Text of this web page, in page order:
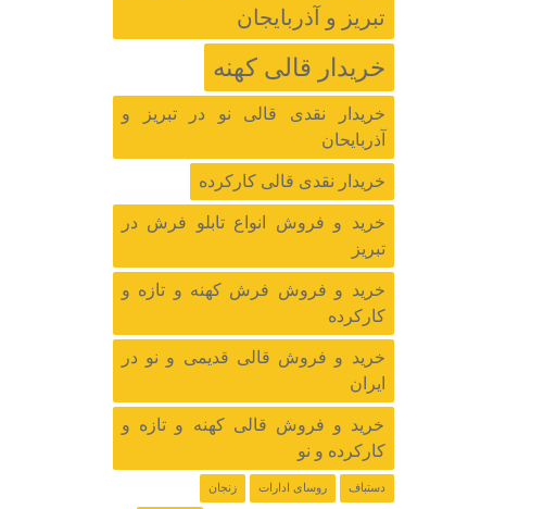
تبریز و آذربایجان
خریدار قالی کهنه
خریدار نقدی قالی نو در تبریز و
آذربایحان
خریدار نقدی قالی کارکرده
خرید و فروش انواع تابلو فرش در
تبریز
خرید و فروش فرش کهنه و تازه و
کارکرده
خرید و فروش قالی قدیمی و نو در
ایران
خرید و فروش قالی کهنه و تازه و
کارکرده و نو
دستباف روسای ادارات زنجان